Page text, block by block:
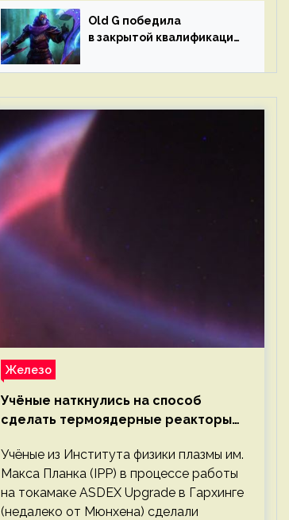
Old G победила
в закрытой квалификации
Западной Европы
Железо
Учёные наткнулись на способ
сделать термоядерные реакторы
Учёные из Института физики плазмы им.
Макса Планка (IPP) в процессе работы
на токамаке ASDEX Upgrade в Гархинге
(недалеко от Мюнхена) сделали